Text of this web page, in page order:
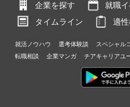
企業を探す
就職
タイムライン
適
就活ノウハウ 選考体験談 スペシャル
転職相談
企業マンガ チアキャリアユ